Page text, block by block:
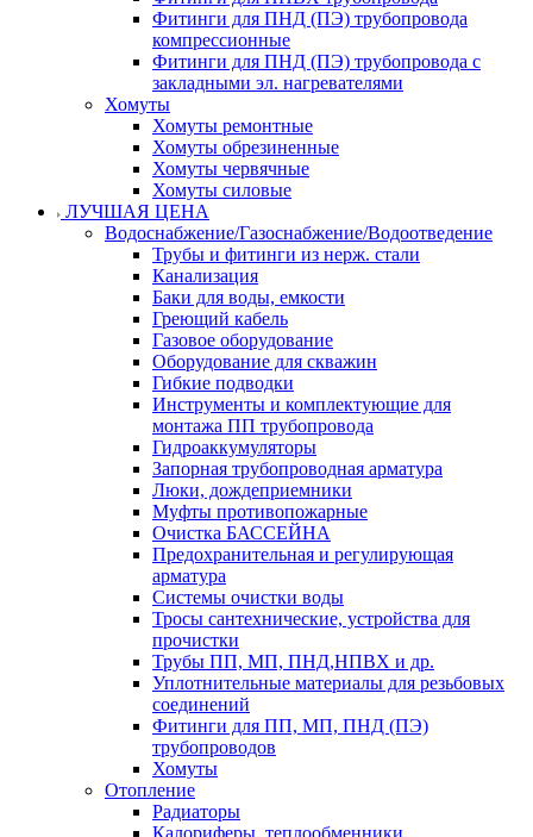
Фитинги для ПНД (ПЭ) трубопровода
компрессионные
Фитинги для ПНД (ПЭ) трубопровода с
закладными эл. нагревателями
Хомуты
Хомуты ремонтные
Хомуты обрезиненные
Хомуты червячные
Хомуты силовые
ЛУЧШАЯ ЦЕНА
Водоснабжение/Газоснабжение/Водоотведение
Трубы и фитинги из нерж. стали
Канализация
Баки для воды, емкости
Греющий кабель
Газовое оборудование
Оборудование для скважин
Гибкие подводки
Инструменты и комплектующие для
монтажа ПП трубопровода
Гидроаккумуляторы
Запорная трубопроводная арматура
Люки, дождеприемники
Муфты противопожарные
Очистка БАССЕЙНА
Предохранительная и регулирующая
арматура
Системы очистки воды
Тросы сантехнические, устройства для
прочистки
Трубы ПП, МП, ПНД,НПВХ и др.
Уплотнительные материалы для резьбовых
соединений
Фитинги для ПП, МП, ПНД (ПЭ)
трубопроводов
Хомуты
Отопление
Радиаторы
Калориферы, теплообменники,